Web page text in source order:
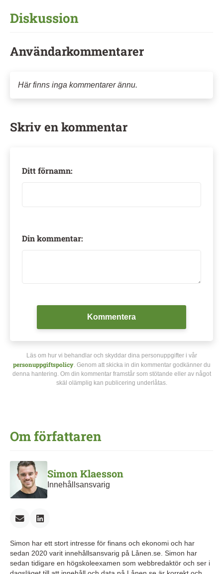
Diskussion
Användarkommentarer
Här finns inga kommentarer ännu.
Skriv en kommentar
Ditt förnamn:
Din kommentar:
Kommentera
Läs om hur vi behandlar och skyddar dina personuppgifter i vår
personuppgiftspolicy. Genom att skicka in din kommentar godkänner du
denna hantering. Om din kommentar framstår som stötande eller av något
skäl olämplig kan publicering underlåtas.
Om författaren
Simon Klaesson
Innehållsansvarig
Simon har ett stort intresse för finans och ekonomi och har
sedan 2020 varit innehållsansvarig på Lånen.se. Simon har
sedan tidigare en högskoleexamen som webbredaktör och ser i